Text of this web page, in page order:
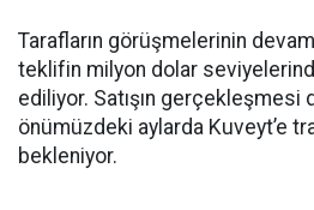
Tarafların görüşmelerinin
teklifin milyon dolar
ediliyor. Satışın gerçekleşmesi
önümüzdeki aylarda Kuveyt’e
bekleniyor.